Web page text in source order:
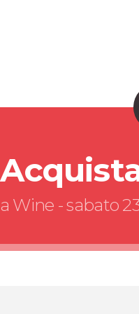
Wine - sabato